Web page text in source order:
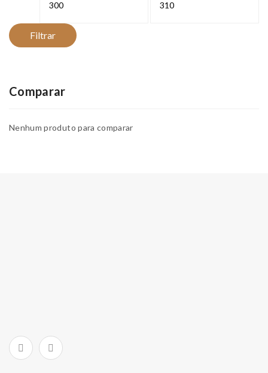
Filtrar
Comparar
Nenhum produto para comparar